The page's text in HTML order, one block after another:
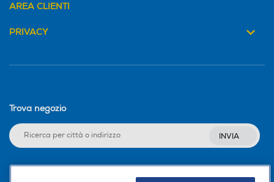
AREA CLIENTI
PRIVACY
Trova negozio
INVIA